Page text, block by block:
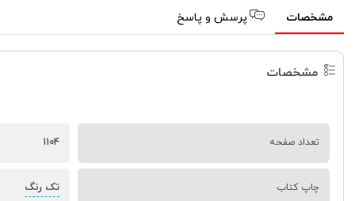
مشخصات پرسش و پاسخ
مشخصات
تعداد صفحه 1104
چاپ کتاب تک رنگ